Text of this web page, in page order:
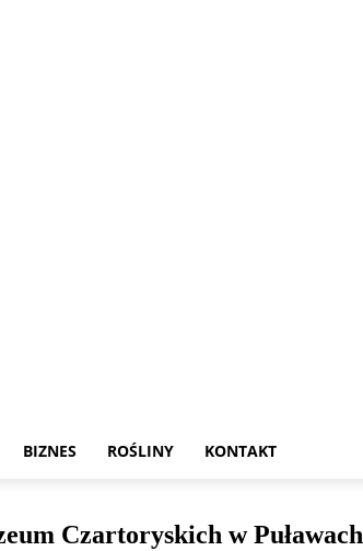
BIZNES ROŚLINY KONTAKT
Czartoryskich w Puławach